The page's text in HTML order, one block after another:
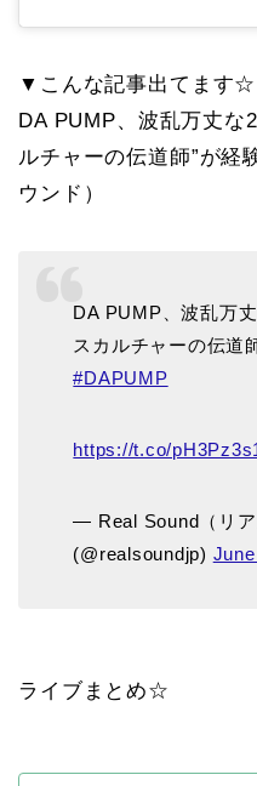
▼こんな記事出てます☆
DA PUMP、波乱万丈
ルチャーの伝道師”が経
ウンド）
DA PUMP、波乱万
スカルチャーの伝道
#DAPUMP
https://t.co/
— Real Sound（リア
(@realsoundjp)
ライブまとめ☆